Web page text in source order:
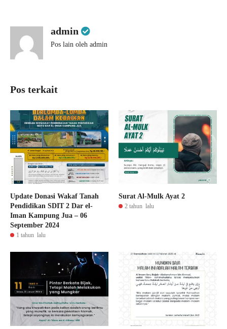
admin
Pos lain oleh admin
Pos terkait
Update Donasi Wakaf Tanah
Pendidikan SDIT 2 Dar el-
Iman Kampung Jua – 06
September 2024
1 tahun lalu
Surat Al-Mulk Ayat 2
2 tahun lalu